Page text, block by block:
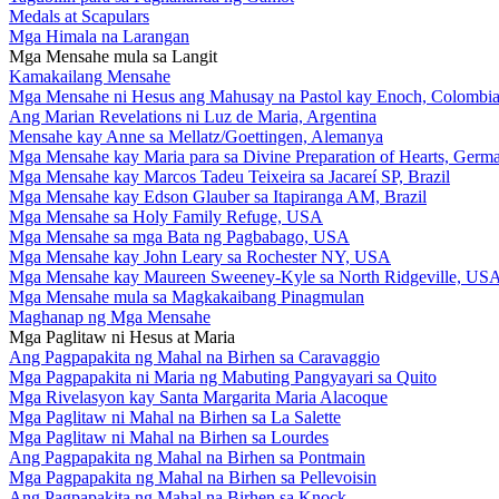
Medals at Scapulars
Mga Himala na Larangan
Mga Mensahe mula sa Langit
Kamakailang Mensahe
Mga Mensahe ni Hesus ang Mahusay na Pastol kay Enoch, Colombia
Ang Marian Revelations ni Luz de Maria, Argentina
Mensahe kay Anne sa Mellatz/Goettingen, Alemanya
Mga Mensahe kay Maria para sa Divine Preparation of Hearts,
Mga Mensahe kay Marcos Tadeu Teixeira sa Jacareí SP, Brazil
Mga Mensahe kay Edson Glauber sa Itapiranga AM, Brazil
Mga Mensahe sa Holy Family Refuge, USA
Mga Mensahe sa mga Bata ng Pagbabago, USA
Mga Mensahe kay John Leary sa Rochester NY, USA
Mga Mensahe kay Maureen Sweeney-Kyle sa North Ridgeville, USA
Mga Mensahe mula sa Magkakaibang Pinagmulan
Maghanap ng Mga Mensahe
Mga Paglitaw ni Hesus at Maria
Ang Pagpapakita ng Mahal na Birhen sa Caravaggio
Mga Pagpapakita ni Maria ng Mabuting Pangyayari sa Quito
Mga Rivelasyon kay Santa Margarita Maria Alacoque
Mga Paglitaw ni Mahal na Birhen sa La Salette
Mga Paglitaw ni Mahal na Birhen sa Lourdes
Ang Pagpapakita ng Mahal na Birhen sa Pontmain
Mga Pagpapakita ng Mahal na Birhen sa Pellevoisin